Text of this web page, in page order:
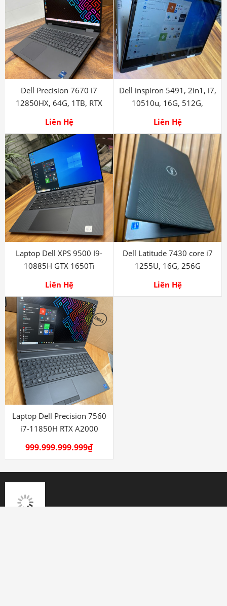
Dell Precision 7670 i7
12850HX, 64G, 1TB, RTX
Liên Hệ
Dell inspiron 5491, 2in1, i7,
10510u, 16G, 512G,
TOUCH
Liên Hệ
Laptop Dell XPS 9500 I9-
10885H GTX 1650Ti
Liên Hệ
Dell Latitude 7430 core i7
1255U, 16G, 256G
Liên Hệ
Laptop Dell Precision 7560
i7-11850H RTX A2000
999.999.999.999₫
0707 111 222